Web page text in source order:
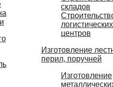
складов
логистических
центров
Изготовление
перил, поручней
Изготовление